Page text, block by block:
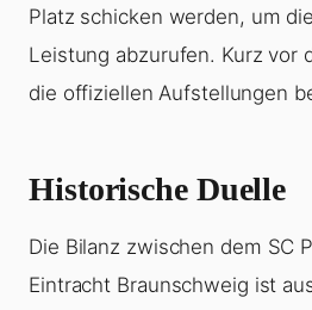
Platz schicken werden, um
Leistung abzurufen. Kurz vor
die offiziellen Aufstellungen
Historische Duelle
Die Bilanz zwischen dem SC
Eintracht Braunschweig ist